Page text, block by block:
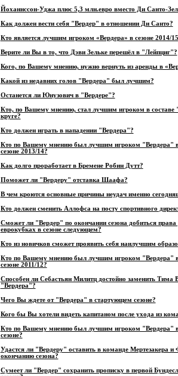
Йоханнссон-Уджа плюс 5,3 млн.евро вместо Ди Санто-
Как должен вести себя "Вердер" в отношении Ди Санто?
Кто является лучшим игроком «Вердера» в сезоне 2014/
Верите ли Вы в то, что Дэви Зельке перешёл в "Лейпциг"?
Кого, по Вашему мнению, нужно вернуть из аренды в
Какой из недавних голов "Вердера" был лучшим?
Останется ли Юнузович в "Вердере"?
Кто, по Вашему мнению, стал лучшим игроком в составе
круге?
Кто должен играть в нападении "Вердера"?
Кто по Вашему мнению был лучшим игроком "Вердера"
сезоне 2013/14?
Как долго проработает в Бремене Робин Дутт?
Поможет ли "Вердеру" отставка Шаафа?
В чем кроются основные причины неудач именно
Кто должен сменить Аллофса на посту спортивного
Сможет ли "Вердер" по окончании сезона добиться права
еврокубках в сезоне следующем?
Кто из новичков сможет проявить себя наилучшим
Кто по Вашему мнению был лучшим игроком "Вердера"
сезоне 2011/12?
Способен ли Себастьян Милитц достойно заменить Тима
"Вердера"?
Чего Вы ждете от "Вердера" в стартующем сезоне?
Кого бы Вы хотели видеть капитаном после ухода из
Кто по Вашему мнению был лучшим игроком "Вердера"
сезоне?
Удастся ли "Вердеру" оставить в команде Мертезакера и
окончанию сезона?
Сумеет ли "Вердер" сохранить прописку в первой